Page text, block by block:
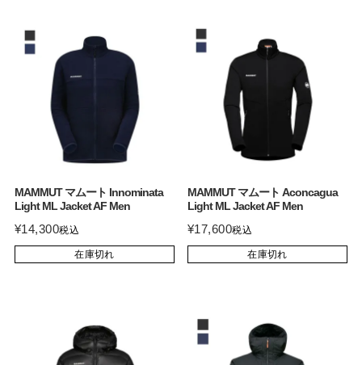
MAMMUT マムート Innominata
Light ML Jacket AF Men
¥14,300税込
在庫切れ
MAMMUT マムート Aconcagua
Light ML Jacket AF Men
¥17,600税込
在庫切れ